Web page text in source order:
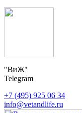
"ВиЖ"
Telegram
+7 (495) 925 06 34
info@vetandlife.ru